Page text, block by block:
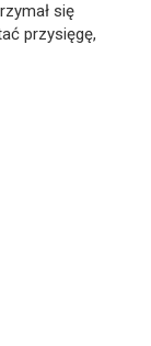
się
przysięgę,